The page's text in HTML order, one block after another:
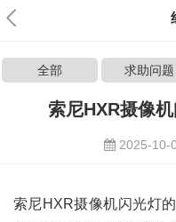
全部 求助问题
索尼HXR摄像
2025-10-
索尼HXR摄像机闪光灯